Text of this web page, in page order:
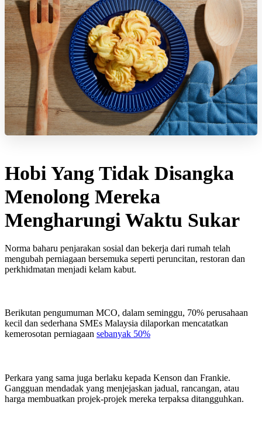
Hobi Yang Tidak Disangka
Menolong Mereka
Mengharungi Waktu Sukar
Norma baharu penjarakan sosial dan bekerja dari rumah telah
mengubah perniagaan bersemuka seperti peruncitan, restoran dan
perkhidmatan menjadi kelam kabut.
Berikutan pengumuman MCO, dalam seminggu, 70% perusahaan
kecil dan sederhana SMEs Malaysia dilaporkan mencatatkan
kemerosotan perniagaan sebanyak 50%
Perkara yang sama juga berlaku kepada Kenson dan Frankie.
Gangguan mendadak yang menjejaskan jadual, rancangan, atau
harga membuatkan projek-projek mereka terpaksa ditangguhkan.